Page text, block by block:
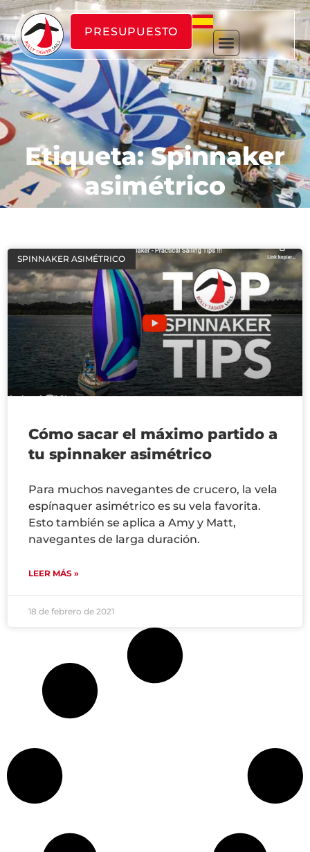
PRESUPUESTO
Etiqueta: Spinnaker
asimétrico
SPINNAKER ASIMÉTRICO
Cómo sacar el máximo partido a
tu spinnaker asimétrico
Para muchos navegantes de crucero, la vela
espínaquer asimétrico es su vela favorita.
Esto también se aplica a Amy y Matt,
navegantes de larga duración.
LEER MÁS »
18 de febrero de 2021